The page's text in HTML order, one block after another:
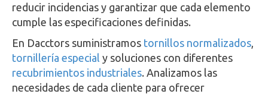
reducir incidencias y garantizar que cada elemento
cumple las especificaciones definidas.
En Dacctors suministramos tornillos normalizados
tornillería especial y soluciones con diferentes
recubrimientos industriales. Analizamos las
necesidades de cada cliente para ofrecer